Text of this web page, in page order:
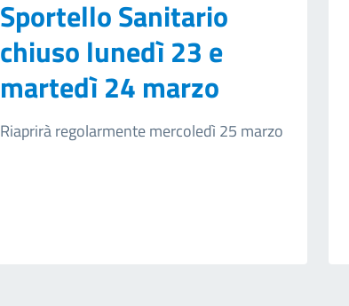
Sportello Sanitario
chiuso lunedì 23 e
martedì 24 marzo
Riaprirà regolarmente mercoledì 25 marzo